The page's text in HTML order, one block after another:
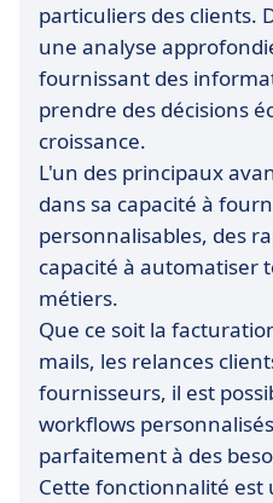
particuliers des clients.
une analyse
fournissant des
prendre des décisions
croissance.
L'un des principaux
dans sa capacité à
personnalisables, des
capacité à automatiser
métiers.
Que ce soit la
mails, les relances
fournisseurs, il est
workflows
parfaitement à des
Cette fonctionnalité